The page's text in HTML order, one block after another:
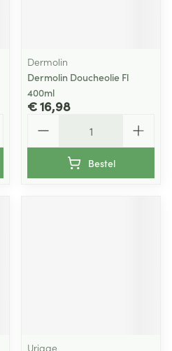
Dermolin
Dermolin Doucheolie Fl
400ml
€ 16,98
Bestel
Uriage